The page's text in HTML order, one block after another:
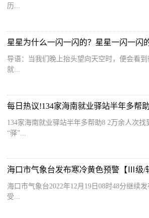
历...
星星为什么一闪一闪的？星星一闪一闪
导语：当我们晚上抬头望向天空时，便会看到
就...
134家海南就业驿站半年多帮助8 2万余人次
“驿”...
海口市气象台2022年12月19日08时48分继续
受...